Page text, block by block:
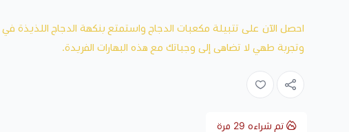
احصل الآن على تتبيلة مكعبات الدجاج واستمتع بنكهة الدجاج اللذيذة
وتجربة طهي لا تضاهى إلى وجباتك مع هذه البهارات الفريدة.
تم شراءه 29 مرة